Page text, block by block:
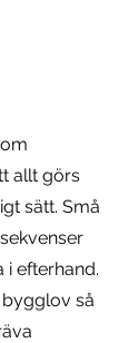
allt görs
sätt. Små
i efterhand.
så